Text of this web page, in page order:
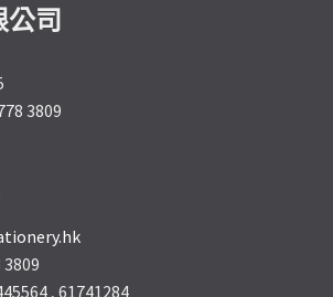
公司
3809
3809
, 61741284